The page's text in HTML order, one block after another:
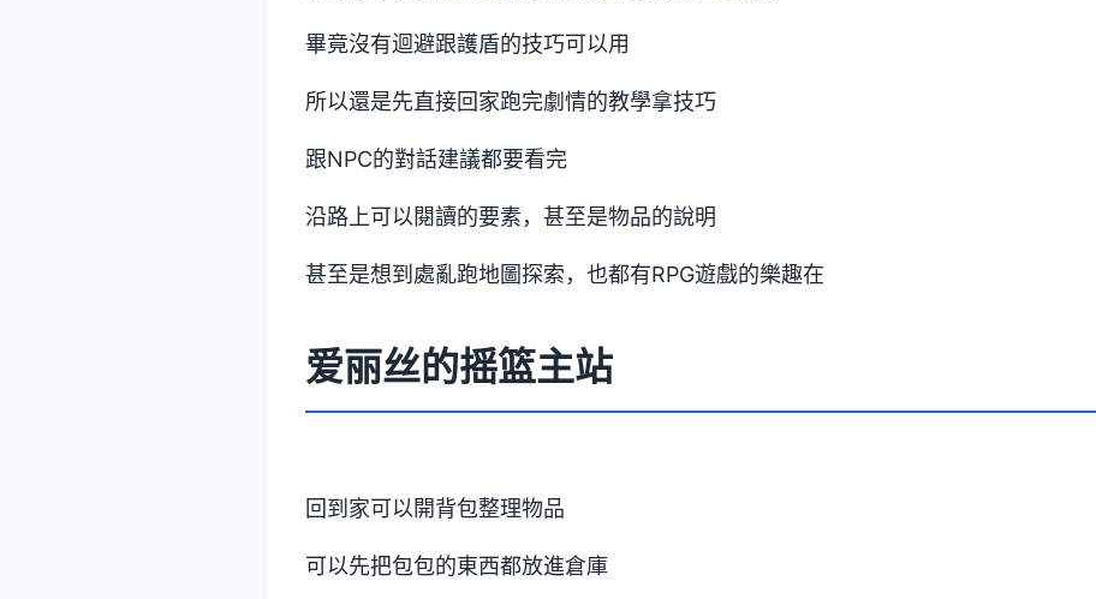
畢竟沒有迴避跟護盾的技巧可以用
所以還是先直接回家跑完劇情的教學拿技巧
跟NPC的對話建議都要看完
沿路上可以閱讀的要素，甚至是物品的說明
甚至是想到處亂跑地圖探索，也都有RPG遊戲的樂趣在
爱丽丝的摇篮主站
回到家可以開背包整理物品
可以先把包包的東西都放進倉庫